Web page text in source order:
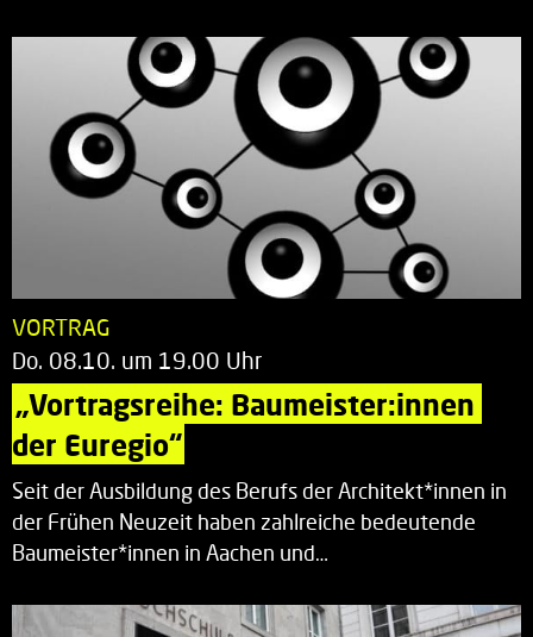
VORTRAG
Do. 08.10. um 19.00 Uhr
„Vortragsreihe: Baumeister:innen
der Euregio“
Seit der Ausbildung des Berufs der Architekt*innen in
der Frühen Neuzeit haben zahlreiche bedeutende
Baumeister*innen in Aachen und…